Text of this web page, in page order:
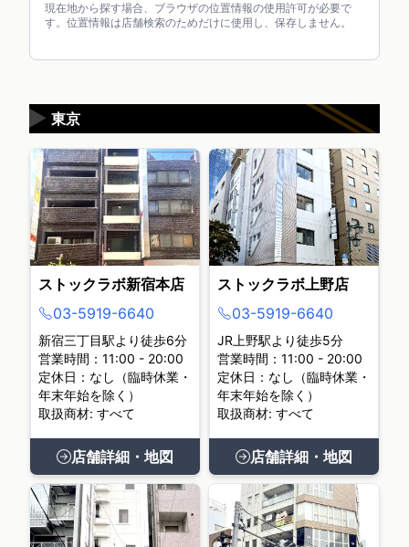
現在地から探す場合、ブラウザの位置情報の使用許可が必要で
す。位置情報は店舗検索のためだけに使用し、保存しません。
東京
▶
ストックラボ新宿本店
03-5919-6640
新宿三丁目駅より徒歩6分
営業時間：11:00 - 20:00
定休日：なし（臨時休業・
年末年始を除く）
取扱商材: すべて
店舗詳細・地図
ストックラボ上野店
03-5919-6640
JR上野駅より徒歩5分
営業時間：11:00 - 20:00
定休日：なし（臨時休業・
年末年始を除く）
取扱商材: すべて
店舗詳細・地図